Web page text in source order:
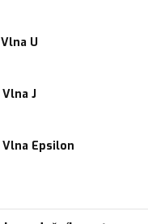
U
J
Vlna Epsilon